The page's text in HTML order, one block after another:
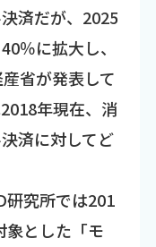
済だが、2025
％に拡大し、
省が発表して
年現在、消
済に対してど
研究所では201
象とした「モ